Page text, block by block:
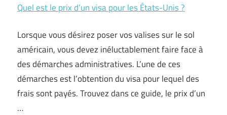
Quel est le prix d’un visa pour les États-Unis ?
Lorsque vous désirez poser vos valises sur le sol
américain, vous devez inéluctablement faire face à
des démarches administratives. L’une de ces
démarches est l’obtention du visa pour lequel des
frais sont payés. Trouvez dans ce guide, le prix d’un
…